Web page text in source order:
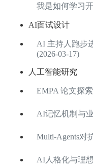
我是如何学习
AI面试设计
AI 主持人跑步
(2026-03-17)
人工智能研究
EMPA 论文探
AI记忆机制与
Multi-Agents对
AI人格化与理